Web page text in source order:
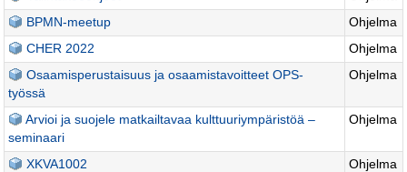
BPMN-meetup
Ohjelma
CHER 2022
Ohjelma
Osaamisperustaisuus ja osaamistavoitteet OPS-
työssä
Ohjelma
Arvioi ja suojele matkailtavaa kulttuuriympäristöä –
seminaari
Ohjelma
XKVA1002
Ohjelma